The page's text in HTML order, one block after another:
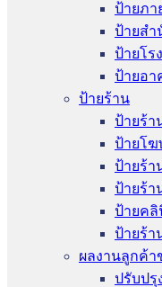
ป้ายภา
ป้ายสำ
ป้ายโร
ป้ายอา
ป้ายร้าน
ป้ายร้า
ป้ายโ
ป้ายร้า
ป้ายร้า
ป้ายคลิ
ป้ายร้า
ผลงานลูกค้า
ปรับปรุ